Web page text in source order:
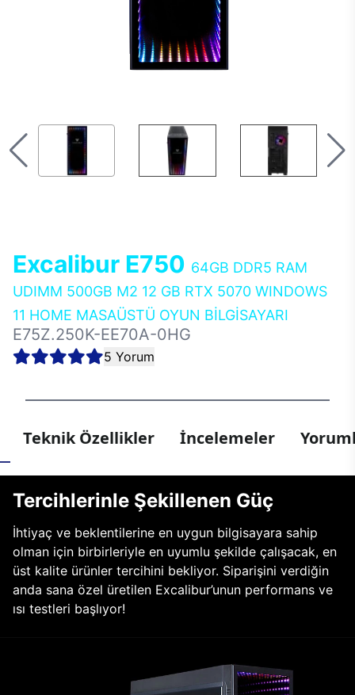
Excalibur E750 64GB DDR5 RAM
UDIMM 500GB M2 12 GB RTX 5070 WINDOWS
11 HOME MASAÜSTÜ OYUN BİLGİSAYARI
E75Z.250K-EE70A-0HG
5 Yorum
Teknik Özellikler İncelemeler
Tercihlerinle Şekillenen Güç
İhtiyaç ve beklentilerine en uygun bilgisayara sahip
olman için birbirleriyle en uyumlu şekilde çalışacak, en
üst kalite ürünler tercihini bekliyor. Siparişini verdiğin
anda sana özel üretilen Excalibur’unun performans ve
ısı testleri başlıyor!